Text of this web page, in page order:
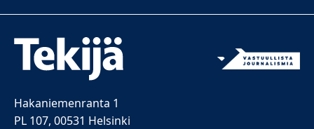
Hakaniemenranta 1
PL 107, 00531 Helsinki